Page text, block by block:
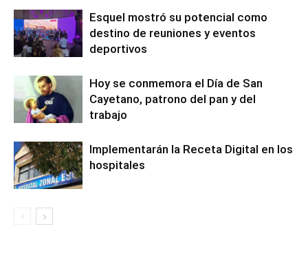
Esquel mostró su potencial como
destino de reuniones y eventos
deportivos
Hoy se conmemora el Día de San
Cayetano, patrono del pan y del
trabajo
Implementarán la Receta Digital en los
hospitales